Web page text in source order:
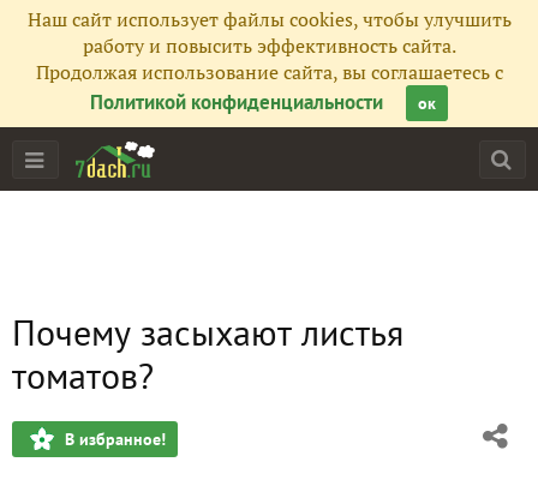
Наш сайт использует файлы cookies, чтобы улучшить
работу и повысить эффективность сайта.
Продолжая использование сайта, вы соглашаетесь с
Политикой конфиденциальности
ок
Почему засыхают листья
томатов?
В избранное!